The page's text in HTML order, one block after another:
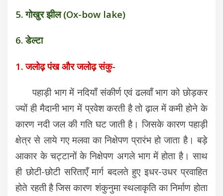
5. गोखुर झील (Ox-bow lake)
6. डेल्टा
1. जलोढ़ पंख और जलोढ़ संकु-
पहाड़ी भाग में नदियाँ संकीर्ण एवं ढलवाँ भाग को छोड़कर
ज्यों ही मैदानी भाग में प्रवेश करती है तो ढ़ाल में कमी होने के
कारण नदी जल की गति घट जाती है। जिसके कारण पहाड़ी
क्षेत्र से लाये गए मलवा का निक्षेपण प्रारंभ हो जाता है। बड़े
आकार के चट्टानों के निक्षेपण अगले भाग में होता है। साथ
ही छोटी-छोटी सरिताएँ मार्ग बदलते हुए इधर-उधर प्रवाहित
होते रहती है जिस कारण शंकुनुमा स्थलाकृति का निर्माण होता